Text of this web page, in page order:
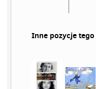
Inne pozycje